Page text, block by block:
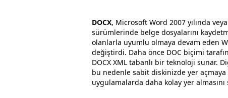
DOCX, Microsoft Word 2007 yılında
sürümlerinde belge dosyalarını
olanlarla uyumlu olmaya devam eden
değiştirdi. Daha önce DOC biçimi
DOCX XML tabanlı bir teknoloji sunar.
bu nedenle sabit diskinizde yer
uygulamalarda daha kolay yer